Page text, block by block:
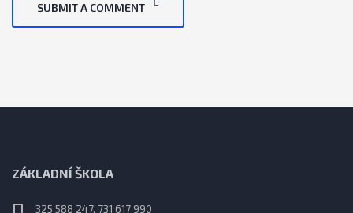
SUBMIT A COMMENT
ZÁKLADNÍ ŠKOLA
325 588 247, 731 617 990